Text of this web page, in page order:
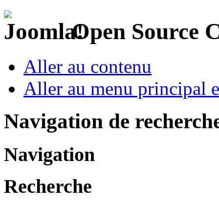
Open Source
Aller au contenu
Aller au menu principal
Navigation de
Navigation
Recherche